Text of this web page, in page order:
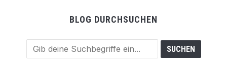
BLOG DURCHSUCHEN